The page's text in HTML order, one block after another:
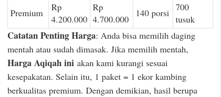
Premium
Rp
4.200.000
Rp
4.700.000
140 porsi 700
tusuk
Catatan Penting Harga: Anda bisa memilih daging
mentah atau sudah dimasak. Jika memilih mentah,
Harga Aqiqah ini akan kami kurangi sesuai
kesepakatan. Selain itu, 1 paket = 1 ekor kambing
berkualitas premium. Dengan demikian, hasil berupa